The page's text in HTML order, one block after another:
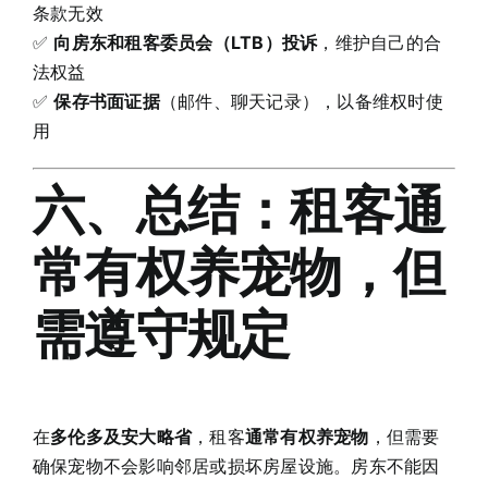
条款无效
✅ 向房东和租客委员会（LTB）投诉，维护自己的合
法权益
✅保存书面证据（邮件、聊天记录），以备维权时使
用
六、总结：租客通
常有权养宠物，但
需遵守规定
在多伦多及安大略省，租客通常有权养宠物 ，但需要
确保宠物不会影响邻居或损坏房屋设施。房东不能因